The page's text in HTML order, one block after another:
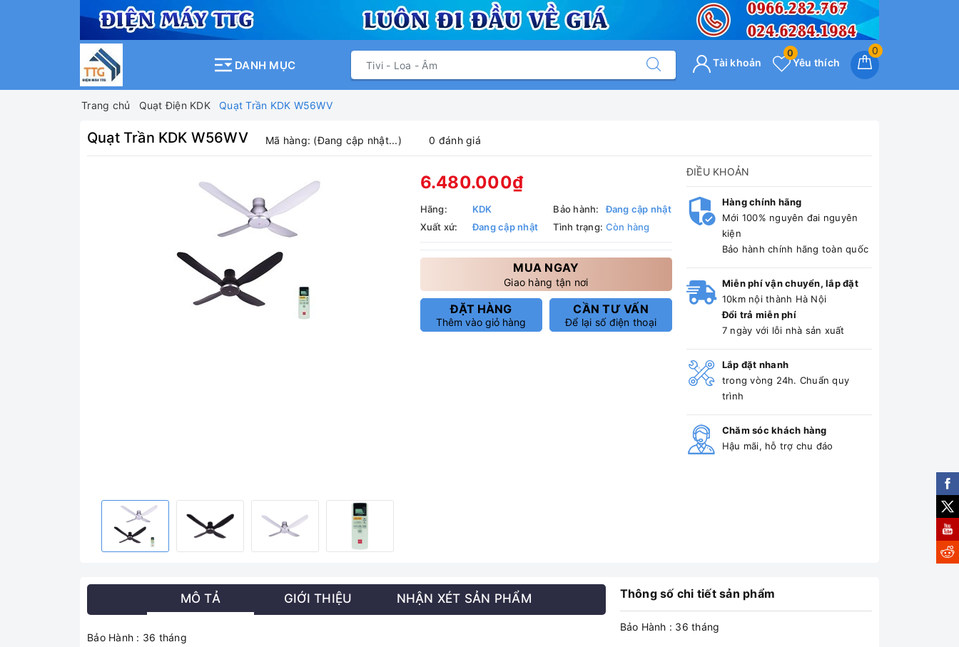
DANH MỤC
0
Yêu thích
0
Tài khoản
Trang chủ Quạt Điện KDK Quạt Trần KDK W56WV
Quạt Trần KDK W56WV Mã hàng: (Đang cập nhật...) 0 đánh giá
6.480.000₫
Hãng:
KDK
Xuất xứ:
Đang cập nhật
Bảo hành:
Đang cập nhật
Tình trạng: Còn hàng
MUA NGAY
Giao hàng tận nơi
ĐẶT HÀNG
Thêm vào giỏ hàng
CẦN TƯ VẤN
Để lại số điện thoại
ĐIỀU KHOẢN
Hàng chính hãng
Mới 100% nguyên đai nguyên
kiện
Bảo hành chính hãng toàn quốc
Miễn phí vận chuyển, lắp đặt
10km nội thành Hà Nội
Đổi trả miễn phí
7 ngày với lỗi nhà sản xuất
Lắp đặt nhanh
trong vòng 24h. Chuẩn quy
trình
Chăm sóc khách hàng
Hậu mãi, hỗ trợ chu đáo
MÔ TẢ GIỚI THIỆU NHẬN XÉT SẢN PHẨM
Bảo Hành : 36 tháng
Thông số chi tiết sản phẩm
Bảo Hành : 36 tháng